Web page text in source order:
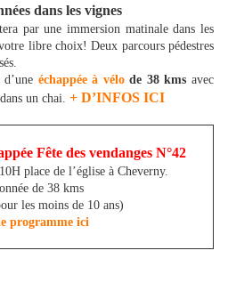
dans les vignes
par une immersion matinale dans les
libre choix! Deux parcours pédestres
échappée à vélode 38 kmsavec
un chai. + D’INFOS ICI
Fête des vendanges N°42
place de l’église à Cheverny.
de 38 kms
les moins de 10 ans)
programme ici